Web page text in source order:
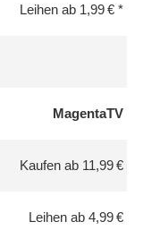
Leihen ab 1,99 €
MagentaTV
Kaufen ab 11,99 €
Leihen ab 4,99 €